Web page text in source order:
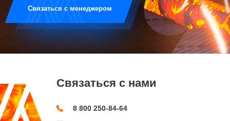
Связаться с менеджером
Связаться с нами
8 800 250-84-64